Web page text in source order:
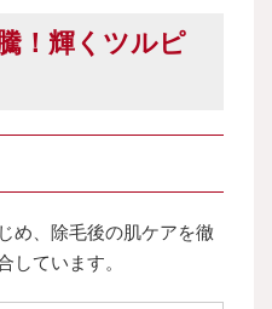
！輝くツルピ
め、除毛後の肌ケアを徹
しています。